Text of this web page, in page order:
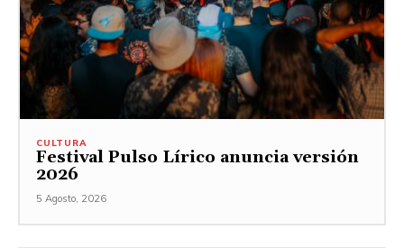
CULTURA
Festival Pulso Lírico anuncia versión
2026
5 Agosto, 2026